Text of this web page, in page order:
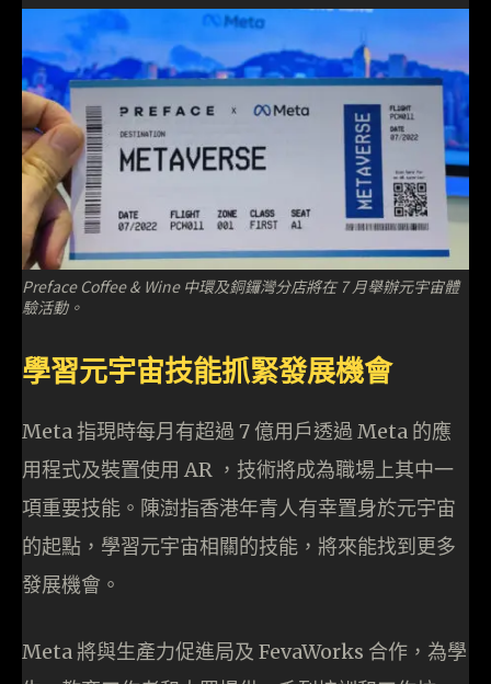
Preface Coffee & Wine 中環及銅鑼灣分店將在 7 月舉辦元宇宙體
驗活動。
學習元宇宙技能抓緊發展機會
Meta 指現時每月有超過 7 億用戶透過 Meta 的應
用程式及裝置使用 AR ，技術將成為職場上其中一
項重要技能。陳澍指香港年青人有幸置身於元宇宙
的起點，學習元宇宙相關的技能，將來能找到更多
發展機會。
Meta 將與生產力促進局及 FevaWorks 合作，為學